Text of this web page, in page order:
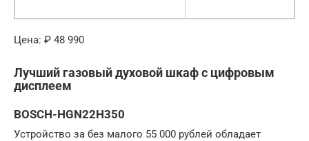
Цена: ₽ 48 990
Лучший газовый духовой шкаф с цифровым
дисплеем
BOSCH-HGN22H350
Устройство за без малого 55 000 рублей обладает